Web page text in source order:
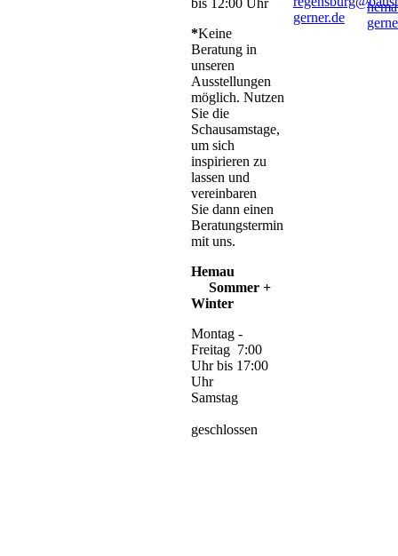
bis 12:00 Uhr
*Keine
Beratung in
unseren
Ausstellungen
möglich. Nutzen
Sie die
Schausamstage,
um sich
inspirieren zu
lassen und
vereinbaren
Sie dann einen
Beratungstermin
mit uns.
Hemau
Sommer +
Winter
Montag -
Freitag 7:00
Uhr bis 17:00
Uhr
Samstag
geschlossen
gerner.de